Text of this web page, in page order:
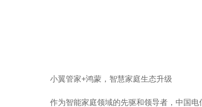
小翼管家+鸿蒙，智慧家庭生态升级
作为智能家庭领域的先驱和领导者，中国